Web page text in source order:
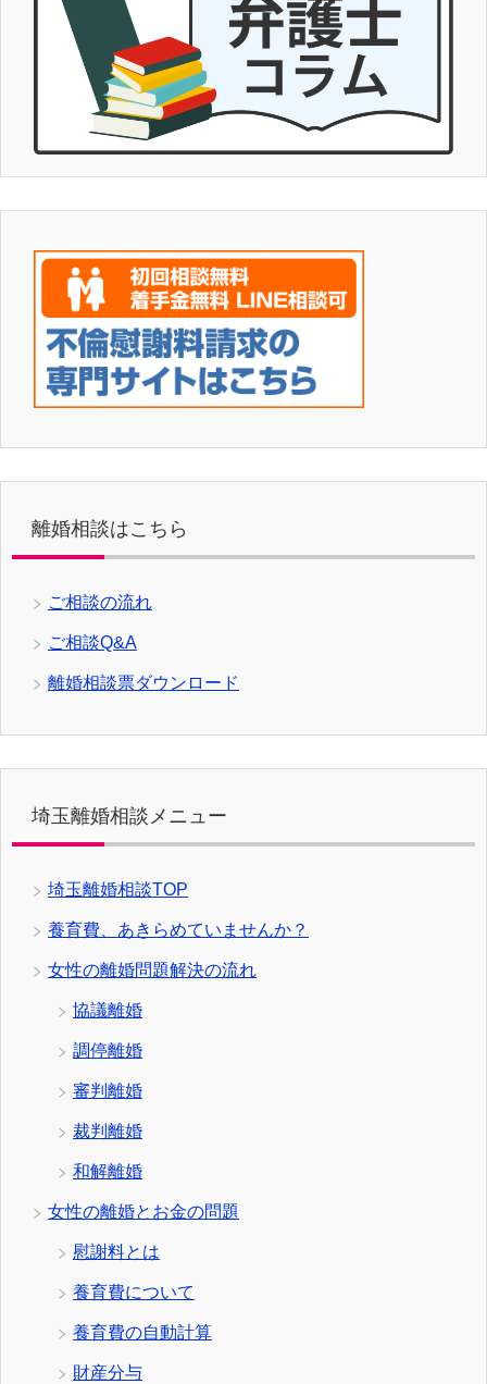
離婚相談はこちら
ご相談の流れ
ご相談Q&A
離婚相談票ダウンロード
埼玉離婚相談メニュー
埼玉離婚相談TOP
養育費、あきらめていませんか？
女性の離婚問題解決の流れ
協議離婚
調停離婚
審判離婚
裁判離婚
和解離婚
女性の離婚とお金の問題
慰謝料とは
養育費について
養育費の自動計算
財産分与